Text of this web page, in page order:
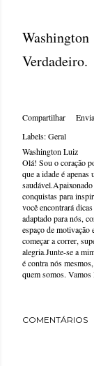
Verdadeiro.
Compartilhar
Labels:Geral
Washington Luiz
Olá! Sou o coração
que a idade é
conquistas para
você encontrará
adaptado para nós,
espaço de motivação
começar a correr,
alegria.Junte-se a
é contra nós
quem somos. Vamos
COMENTÁRIOS